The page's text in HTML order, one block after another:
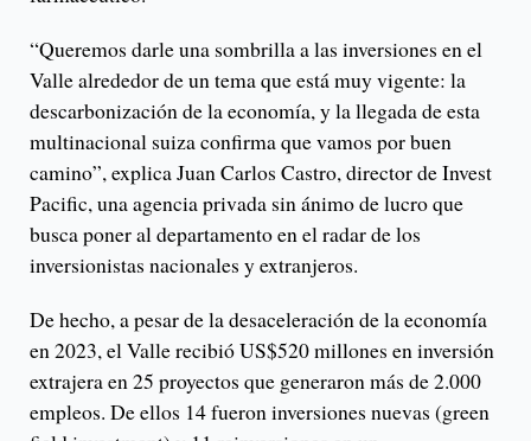
“Queremos darle una sombrilla a las inversiones en el
Valle alrededor de un tema que está muy vigente: la
descarbonización de la economía, y la llegada de esta
multinacional suiza confirma que vamos por buen
camino”, explica Juan Carlos Castro, director de Invest
Pacific, una agencia privada sin ánimo de lucro que
busca poner al departamento en el radar de los
inversionistas nacionales y extranjeros.
De hecho, a pesar de la desaceleración de la economía
en 2023, el Valle recibió US$520 millones en inversión
extrajera en 25 proyectos que generaron más de 2.000
empleos. De ellos 14 fueron inversiones nuevas (green